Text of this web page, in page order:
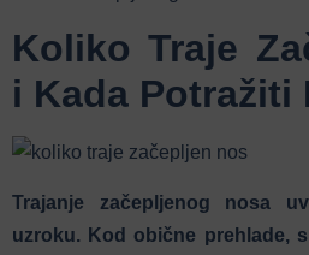
Koliko Traje
i Kada Potražiti
Trajanje začepljenog nosa
uzroku. Kod obične prehlade,